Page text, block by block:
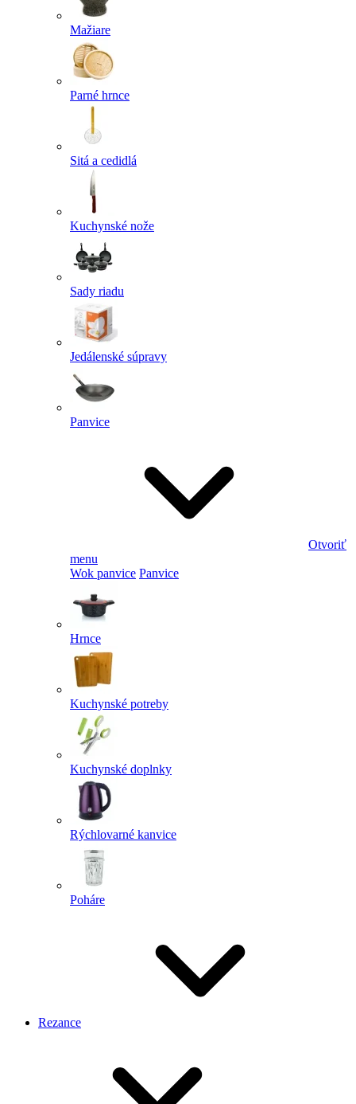
Mažiare
Parné hrnce
Sitá a cedidlá
Kuchynské nože
Sady riadu
Jedálenské súpravy
Panvice
Otvoriť
menu
Wok panvice Panvice
Hrnce
Kuchynské potreby
Kuchynské doplnky
Rýchlovarné kanvice
Poháre
Rezance